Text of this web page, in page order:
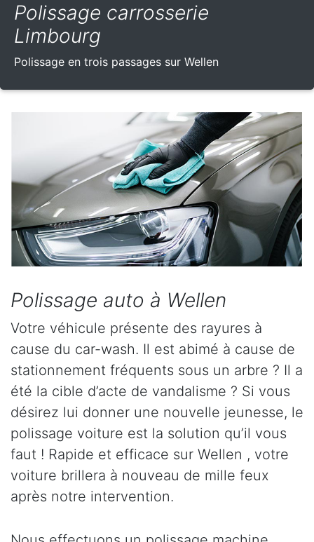
Polissage carrosserie
Limbourg
Polissage en trois passages sur Wellen
Polissage auto à Wellen
Votre véhicule présente des rayures à
cause du car-wash. Il est abimé à cause de
stationnement fréquents sous un arbre ? Il a
été la cible d’acte de vandalisme ? Si vous
désirez lui donner une nouvelle jeunesse, le
polissage voiture est la solution qu’il vous
faut ! Rapide et efficace sur Wellen , votre
voiture brillera à nouveau de mille feux
après notre intervention.